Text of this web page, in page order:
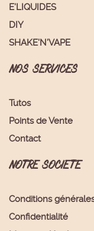
E’LIQUIDES
DIY
SHAKE’N’VAPE
NOS SERVICES
Tutos
Points de Vente
Contact
NOTRE SOCIETE
Conditions
Confidentialité